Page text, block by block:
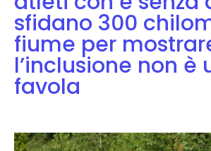
sfidano 300
fiume per
l’inclusione non è
favola